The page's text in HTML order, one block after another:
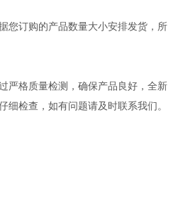
您订购的产品数量大小安排发货，所
严格质量检测，确保产品良好，全新
细检查，如有问题请及时联系我们。